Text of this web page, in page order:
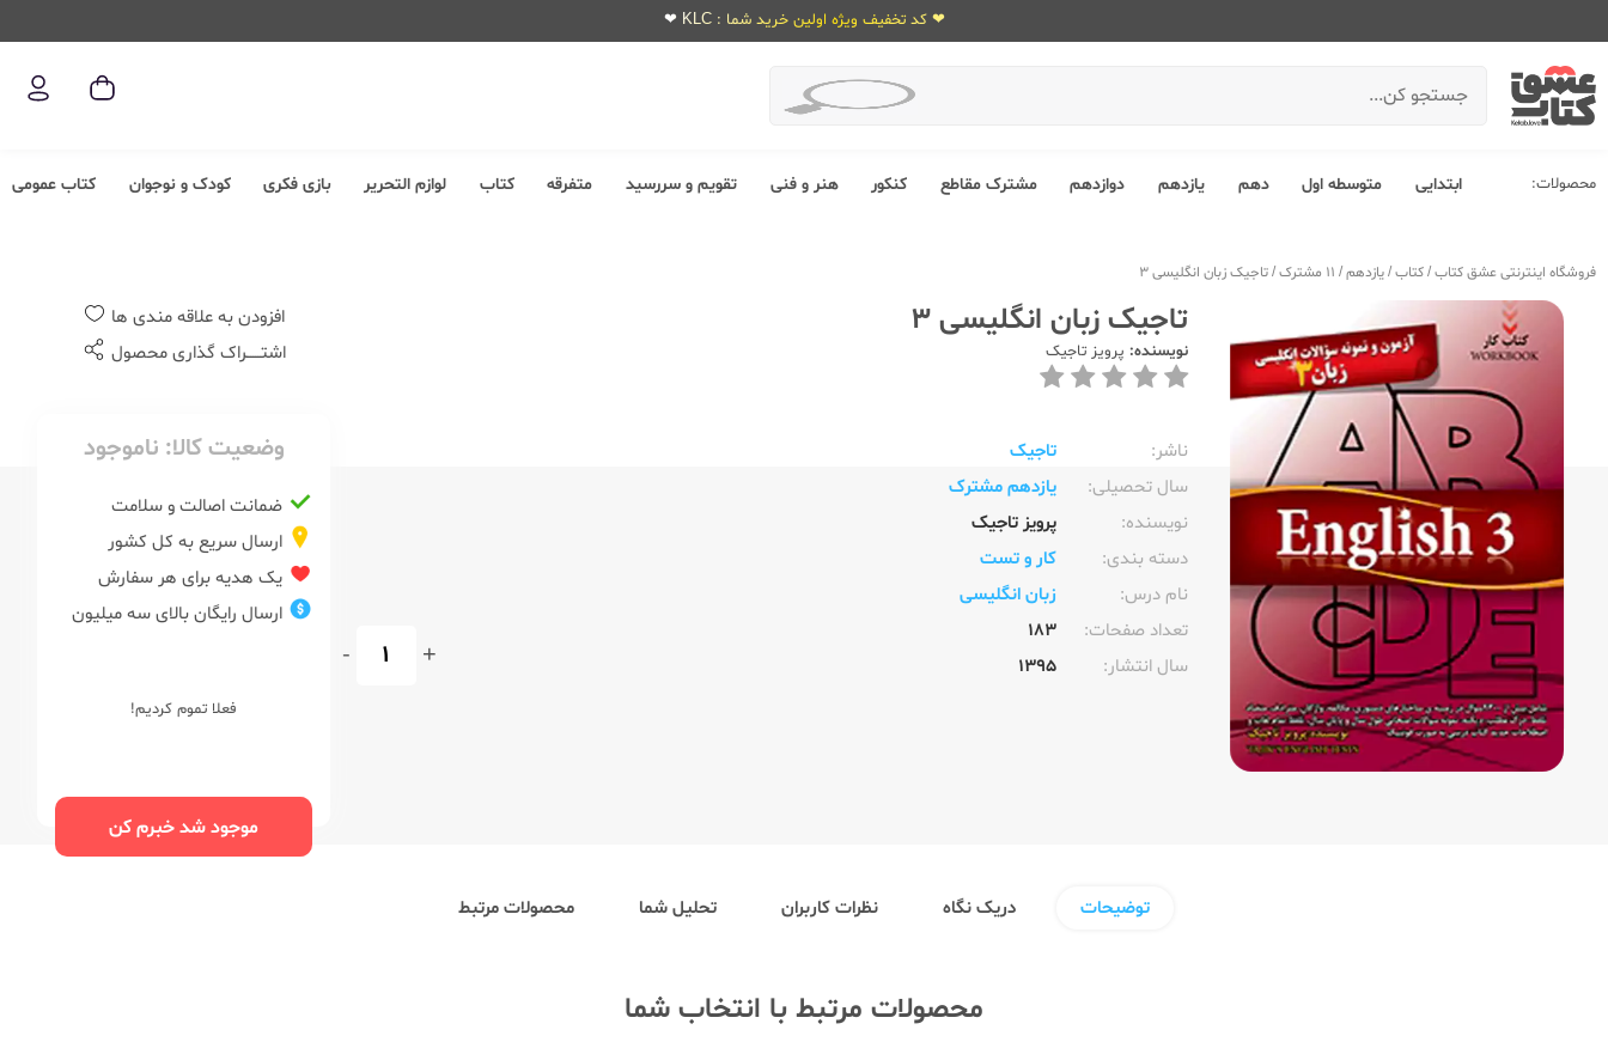
❤ کد تخفیف ویژه اولین خرید شما : KLC ❤
محصولات: ابتدایی متوسطه اول دهم یازدهم دوازدهم مشترک مقاطع کنکور هنر و فنی تقویم و سررسید متفرقه کتاب لوازم التحریر بازی فکری کودک و نوجوان کتاب عمومی
فروشگاه اینترنتی عشق کتاب/کتاب/یازدهم/ 11 مشترک /تاجیک زبان انگلیسی 3
تاجیک زبان انگلیسی 3
نویسنده: پرویز تاجیک
ناشر:‌
تاجیک
سال تحصیلی:‌
یازدهم مشترک
نویسنده:‌
پرویز تاجیک
دسته بندی:
کار و تست
نام درس:
زبان انگلیسی
تعداد صفحات:‌
183
سال انتشار:‌
1395
+
-
افزودن به علاقه مندی ها
اشتــــــراک گذاری محصول
وضعیت کالا: ناموجود
ضمانت اصالت و سلامت
ارسال سریع به کل کشور
یک هدیه برای هر سفارش
ارسال رایگان بالای سه میلیون
فعلا تموم کردیم!
موجود شد خبرم کن
توضیحات دریک نگاه نظرات کاربران تحلیل شما محصولات مرتبط
محصولات مرتبط با انتخاب شما